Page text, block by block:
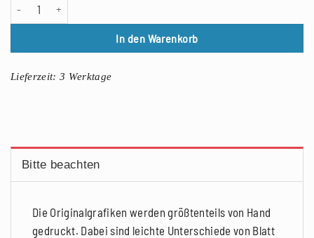
In den Warenkorb
Lieferzeit:3 Werktage
Bitte beachten
Die Originalgrafiken werden größtenteils von Hand
gedruckt. Dabei sind leichte Unterschiede von Blatt